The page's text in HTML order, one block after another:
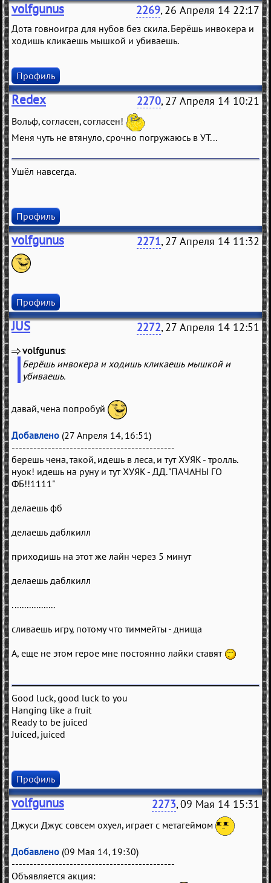
volfgunus 2269, 26 Апреля 14 22:17
Дота говноигра для нубов без скила. Берёшь инвокера и
ходишь кликаешь мышкой и убиваешь.
Профиль
Redex 2270, 27 Апреля 14 10:21
Вольф, согласен, согласен!
Меня чуть не втянуло, срочно погружаюсь в УТ...
Ушёл навсегда.
Профиль
volfgunus 2271, 27 Апреля 14 11:32
Профиль
JUS 2272, 27 Апреля 14 12:51
volfgunus
Берёшь инвокера и ходишь кликаешь мышкой и
убиваешь.
давай, чена попробуй
Добавлено (27 Апреля 14, 16:51)
---------------------------------------------
берешь чена, такой, идешь в леса, и тут ХУЯК - тролль.
нуок! идешь на руну и тут ХУЯК - ДД. "ПАЧАНЫ ГО
ФБ!!1111"
делаешь фб
делаешь даблкилл
приходишь на этот же лайн через 5 минут
делаешь даблкилл
..................
сливаешь игру, потому что тиммейты - днища
А, еще не этом герое мне постоянно лайки ставят
Good luck, good luck to you
Hanging like a fruit
Ready to be juiced
Juiced, juiced
Профиль
volfgunus 2273, 09 Мая 14 15:31
Джуси Джус совсем охуел, играет с метагеймом
Добавлено (09 Мая 14, 19:30)
---------------------------------------------
Объявляется акция: